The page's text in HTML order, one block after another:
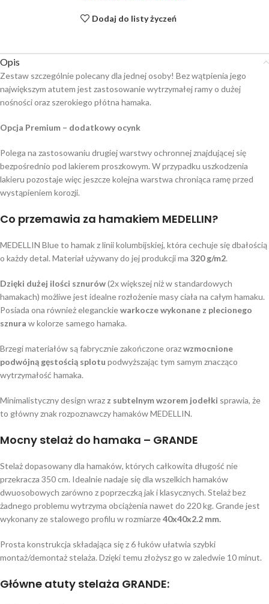
Dodaj do listy życzeń
Opis
Zestaw szczególnie polecany dla jednej osoby! Bez wątpienia jego
największym atutem jest zastosowanie wytrzymałej ramy o dużej
nośności oraz szerokiego płótna hamaka.
Opcja Premium – dodatkowy ocynk
Polega na zastosowaniu drugiej warstwy ochronnej znajdującej się
bezpośrednio pod lakierem proszkowym. W przypadku uszkodzenia
lakieru pozostaje więc jeszcze kolejna warstwa chroniąca ramę przed
wystąpieniem korozji.
Co przemawia za hamakiem MEDELLIN?
MEDELLIN Blue to hamak z linii kolumbijskiej, która cechuje się dbałością
o każdy detal. Materiał używany do jej produkcji ma 320 g/m2.
Dzięki dużej ilości sznurów(2x większej niż w standardowych
hamakach) możliwe jest idealne rozłożenie masy ciała na całym hamaku.
Posiada ona również eleganckiewarkocze wykonane z plecionego
sznura w kolorze samego hamaka.
Brzegi materiałów są fabrycznie zakończone orazwzmocnione
podwójną gęstością splotu podwyższając tym samym znacząco
wytrzymałość hamaka.
Minimalistyczny design wrazz subtelnym wzorem jodełki sprawia, że
to główny znak rozpoznawczy hamaków MEDELLIN.
Mocny stelaż do hamaka – GRANDE
Stelaż dopasowany dla hamaków, których całkowita długość nie
przekracza 350 cm. Idealnie nadaje się dla wszelkich hamaków
dwuosobowych zarówno z poprzeczką jak i klasycznych. Stelaż bez
żadnego problemu wytrzyma obciążenia nawet do 220 kg. Grande jest
wykonany ze stalowego profilu w rozmiarze40x40x2.2 mm.
Prosta konstrukcja składająca się z 6 łuków ułatwia szybki
montaż/demontaż stelaża. Dzięki temu złożysz go w zaledwie 10 minut.
Główne atuty stelaża GRANDE: